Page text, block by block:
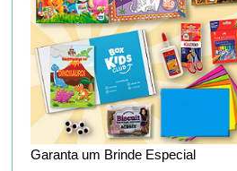
Garanta um Brinde Especial